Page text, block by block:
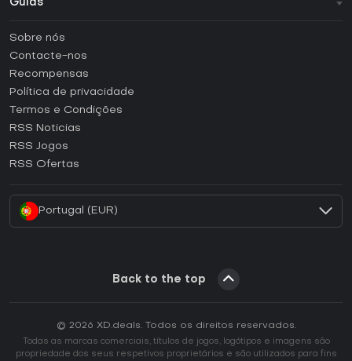
Guias
Como ativar uma CD Key Steam?
Como ativar uma CD Key Epic Games?
Como ativar uma CD Key GOG?
Como ativar uma CD Key Ubisoft Connect?
Sobre nós
Contacte-nos
Recompensas
Política de privacidade
Termos e Condições
RSS Noticias
RSS Jogos
RSS Ofertas
Portugal (EUR)
Back to the top
© 2026 XD.deals. Todos os direitos reservados.
Todas as marcas comerciais, títulos de jogos, logótipos e imagens são
propriedade dos seus respetivos proprietários e são utilizados para fins